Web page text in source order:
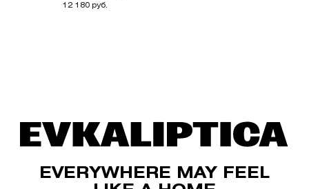
12 180 руб.
EVERYWHERE MAY FEEL